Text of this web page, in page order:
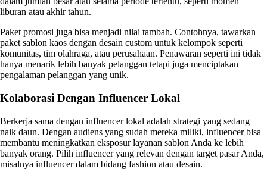
liburan atau akhir tahun.
Paket promosi juga bisa menjadi nilai tambah. Contohnya, tawarkan
paket sablon kaos dengan desain custom untuk kelompok seperti
komunitas, tim olahraga, atau perusahaan. Penawaran seperti ini tidak
hanya menarik lebih banyak pelanggan tetapi juga menciptakan
pengalaman pelanggan yang unik.
Kolaborasi Dengan Influencer Lokal
Berkerja sama dengan influencer lokal adalah strategi yang sedang
naik daun. Dengan audiens yang sudah mereka miliki, influencer bisa
membantu meningkatkan eksposur layanan sablon Anda ke lebih
banyak orang. Pilih influencer yang relevan dengan target pasar Anda,
misalnya influencer dalam bidang fashion atau desain.